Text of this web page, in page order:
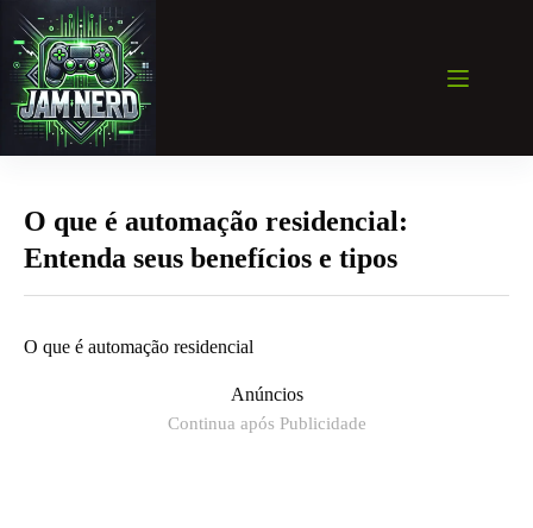
para
conteúdo
O que é automação residencial:
Entenda seus benefícios e tipos
O que é automação residencial
Anúncios
Continua após Publicidade